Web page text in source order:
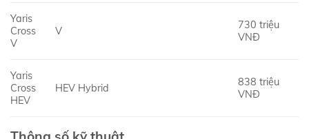
Yaris
Cross
V
V
730 triệu
VNĐ
Yaris
Cross
HEV
HEV Hybrid
838 triệu
VNĐ